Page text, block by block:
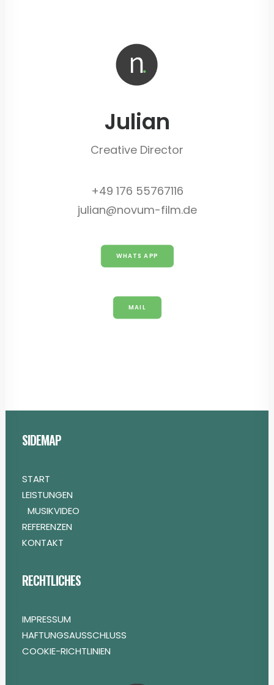
Julian
Creative Director
+49 176 55767116
julian@novum-film.de
WHATS APP
MAIL
SIDEMAP
START
LEISTUNGEN
MUSIKVIDEO
REFERENZEN
KONTAKT
RECHTLICHES
IMPRESSUM
HAFTUNGSAUSSCHLUSS
COOKIE-RICHTLINIEN